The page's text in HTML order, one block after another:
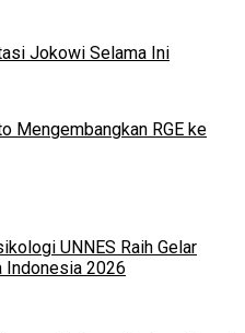
Jokowi Selama Ini
Mengembangkan RGE ke
UNNES Raih Gelar
Indonesia 2026